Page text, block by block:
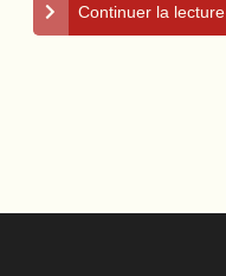
Continuer la lecture